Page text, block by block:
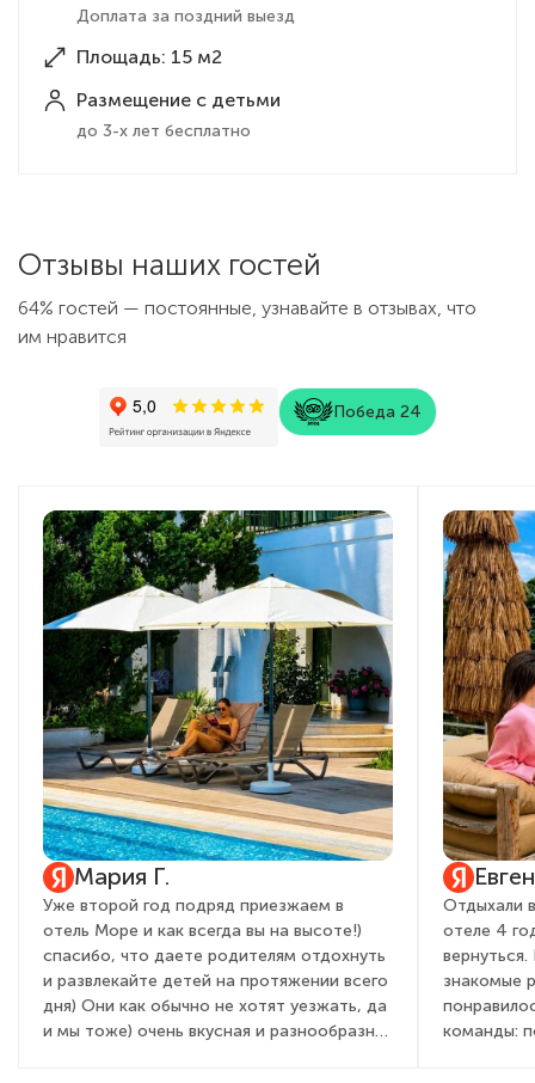
Доплата за поздний выезд
Площадь: 15 м2
Размещение с детьми
до 3-х лет бесплатно
Отзывы наших гостей
64% гостей — постоянные, узнавайте в отзывах, что
им нравится
Победа 24
Мария Г.
Уже второй год подряд приезжаем в
отель Море и как всегда вы на высоте!)
спасибо, что даете родителям отдохнуть
и развлекайте детей на протяжении всего
дня) Они как обычно не хотят уезжать, да
и мы тоже) очень вкусная и разнообразная
Отдыхали
отеле 4
знакомые
команды: